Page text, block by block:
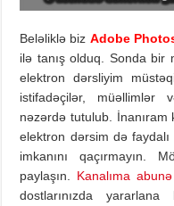
Beləliklə biz Adobe
ilə tanış olduq. Sonda bir
elektron dərsliyim
istifadəçilər, müəllimlər
nəzərdə tutulub.
elektron dərsim də
imkanını qaçırmayın.
paylaşın. Kanalıma
dostlarınızda yararlana